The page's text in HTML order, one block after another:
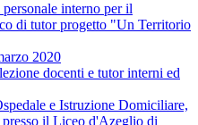
interno per il
di tutor progetto "Un Territorio
2020
docenti e tutor interni ed
e Istruzione Domiciliare,
il Liceo d'Azeglio di